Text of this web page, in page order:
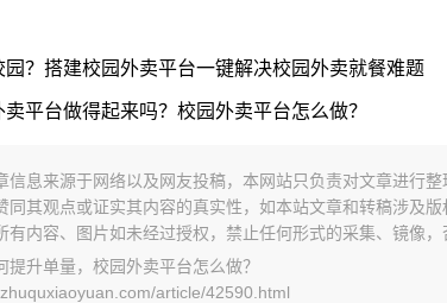
园？搭建校园外卖平台一键解决校园外卖就餐难题
平台做得起来吗？校园外卖平台怎么做？
信息来源于网络以及网友投稿，本网站只负责对文章进行
同其观点或证实其内容的真实性，如本站文章和转稿涉及
有内容、图片如未经过授权，禁止任何形式的采集、镜像，
提升单量，校园外卖平台怎么做？
article/42590.html